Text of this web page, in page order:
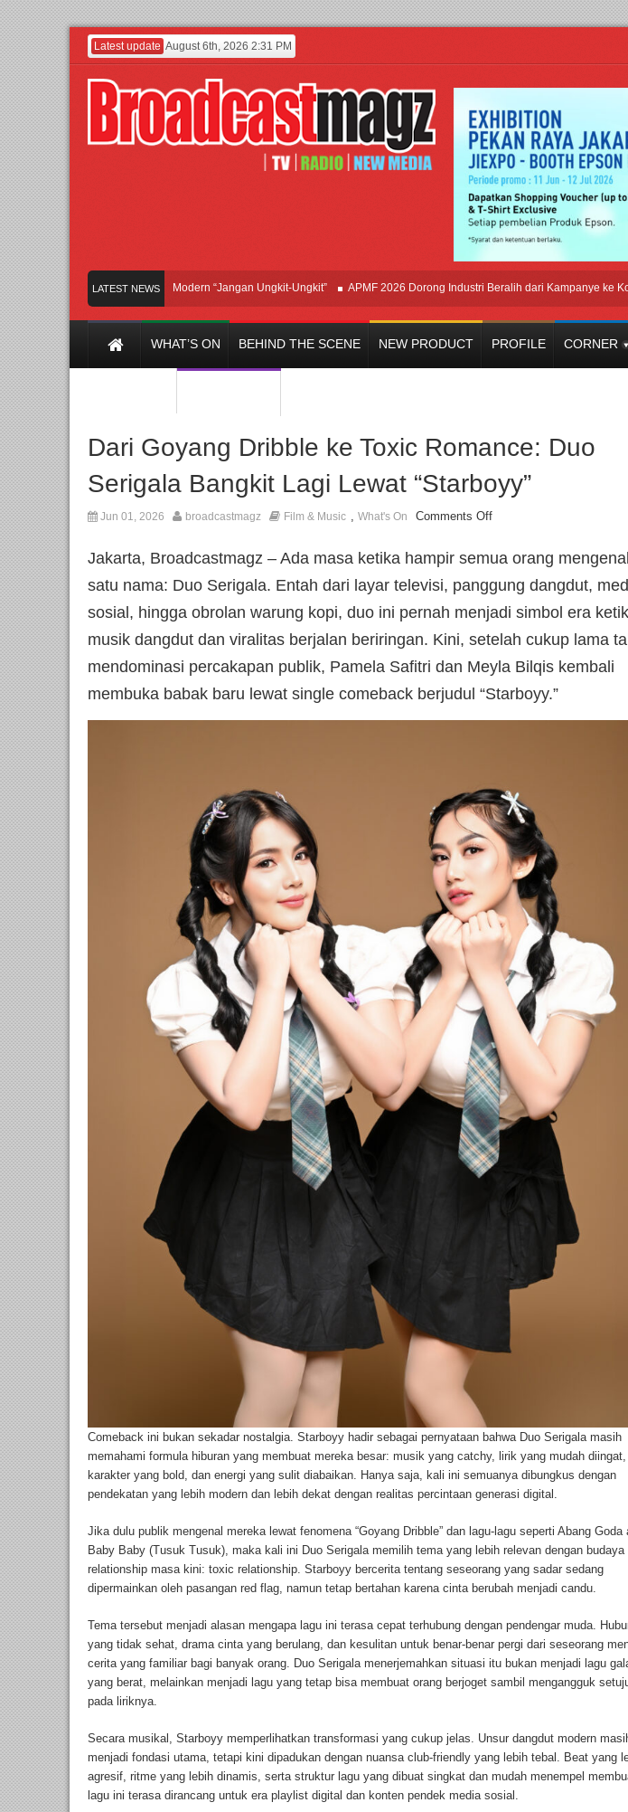
Latest update August 6th, 2026 2:31 PM
LATEST NEWS
Afan Hadirkan Hipdut Modern “Jangan Ungkit-Ungkit” APMF 2026 Dorong Industri Beralih dari Kampanye ke
WHAT’S ON BEHIND THE SCENE NEW PRODUCT PROFILE CORNER
Dari Goyang Dribble ke Toxic Romance: Duo
Serigala Bangkit Lagi Lewat “Starboyy”
Jun 01, 2026 broadcastmagz Film & Music , What's On Comments Off
Jakarta, Broadcastmagz – Ada masa ketika hampir semua orang mengenal
satu nama: Duo Serigala. Entah dari layar televisi, panggung dangdut,
sosial, hingga obrolan warung kopi, duo ini pernah menjadi simbol era
musik dangdut dan viralitas berjalan beriringan. Kini, setelah cukup lama
mendominasi percakapan publik, Pamela Safitri dan Meyla Bilqis kembali
membuka babak baru lewat single comeback berjudul “Starboyy.”
Comeback ini bukan sekadar nostalgia. Starboyy hadir sebagai pernyataan bahwa Duo Serigala masih
memahami formula hiburan yang membuat mereka besar: musik yang catchy, lirik yang mudah diingat,
karakter yang bold, dan energi yang sulit diabaikan. Hanya saja, kali ini semuanya dibungkus dengan
pendekatan yang lebih modern dan lebih dekat dengan realitas percintaan generasi digital.
Jika dulu publik mengenal mereka lewat fenomena “Goyang Dribble” dan lagu-lagu seperti Abang Goda
Baby Baby (Tusuk Tusuk), maka kali ini Duo Serigala memilih tema yang lebih relevan dengan budaya
relationship masa kini: toxic relationship. Starboyy bercerita tentang seseorang yang sadar sedang
dipermainkan oleh pasangan red flag, namun tetap bertahan karena cinta berubah menjadi candu.
Tema tersebut menjadi alasan mengapa lagu ini terasa cepat terhubung dengan pendengar muda.
yang tidak sehat, drama cinta yang berulang, dan kesulitan untuk benar-benar pergi dari seseorang
cerita yang familiar bagi banyak orang. Duo Serigala menerjemahkan situasi itu bukan menjadi lagu
yang berat, melainkan menjadi lagu yang tetap bisa membuat orang berjoget sambil mengangguk
pada liriknya.
Secara musikal, Starboyy memperlihatkan transformasi yang cukup jelas. Unsur dangdut modern
menjadi fondasi utama, tetapi kini dipadukan dengan nuansa club-friendly yang lebih tebal. Beat yang
agresif, ritme yang lebih dinamis, serta struktur lagu yang dibuat singkat dan mudah menempel
lagu ini terasa dirancang untuk era playlist digital dan konten pendek media sosial.